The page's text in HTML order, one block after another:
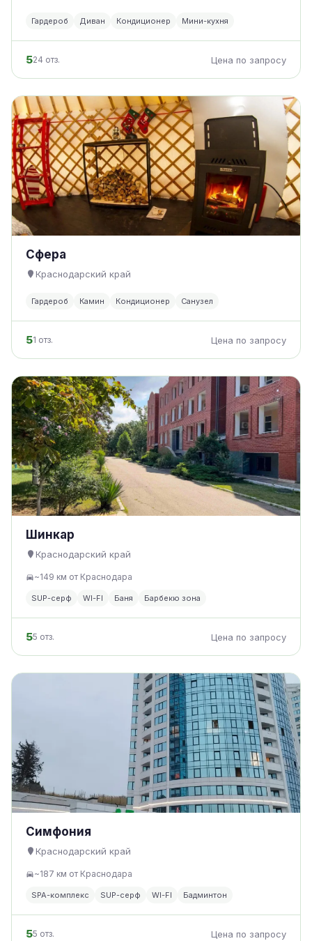
Гардероб Диван Кондиционер Мини-кухня
524 отз. Цена по запросу
Сфера
Краснодарский край
Гардероб Камин Кондиционер Санузел
51 отз. Цена по запросу
Шинкар
Краснодарский край
~149 км от Краснодара
SUP-серф WI-FI Баня Барбекю зона
55 отз. Цена по запросу
Симфония
Краснодарский край
~187 км от Краснодара
SPA-комплекс SUP-серф WI-FI Бадминтон
55 отз. Цена по запросу